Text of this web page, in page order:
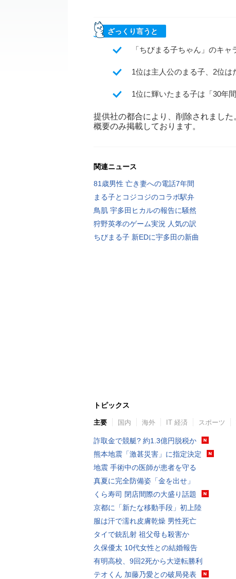
ざっくり言うと
「ちびまる子ちゃん」のキ
1位は主人公のまる子、2位
1位に輝いたまる子は「30年
提供社の都合により、削除されました
概要のみ掲載しております。
関連ニュース
81歳男性 亡き妻への電話7年間
まる子とコジコジのコラボ駅弁
鳥肌 宇多田ヒカルの報告に騒然
狩野英孝のゲーム実況 人気の訳
ちびまる子 新EDに宇多田の新曲
トピックス
主要 国内 海外 IT 経済 スポーツ
詐取金で競艇? 約1.3億円脱税か
熊本地震「激甚災害」に指定決定
地震 手術中の医師が患者を守る
真夏に完全防備姿「金を出せ」
くら寿司 閉店間際の大盛り話題
京都に「新たな移動手段」初上陸
服は汗で濡れ皮膚乾燥 男性死亡
タイで銃乱射 祖父母も殺害か
久保優太 10代女性との結婚報告
有明高校、9回2死から大逆転勝利
テオくん 加藤乃愛との破局発表